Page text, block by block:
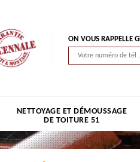
ON VOUS RAPPELLE
NETTOYAGE ET DÉMOUSSAGE
DE TOITURE 51